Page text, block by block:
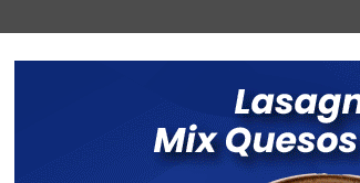
Blog Ofertas